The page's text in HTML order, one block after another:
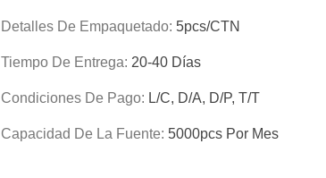
Detalles De Empaquetado: 5pcs/CTN
Tiempo De Entrega: 20-40 Días
Condiciones De Pago: L/C, D/A, D/P, T/T
Capacidad De La Fuente: 5000pcs Por Mes